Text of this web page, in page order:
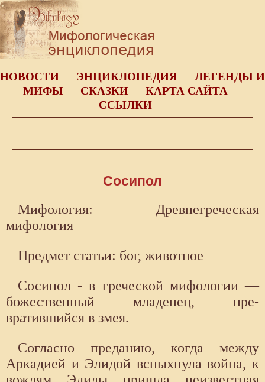
НОВОСТИ ЭНЦИКЛОПЕДИЯ
ЛЕГЕНДЫ И
МИФЫ
СКАЗКИ
КАРТА САЙТА
ССЫЛКИ
Сосипол
Мифология: Древнегреческая
мифология
Предмет статьи: бог, животное
Сосипол - в греческой мифологии —
божественный младенец, пре­
вратившийся в змея.
Согласно преданию, когда между
Аркадией и Элидой вспыхнула вой­на, к